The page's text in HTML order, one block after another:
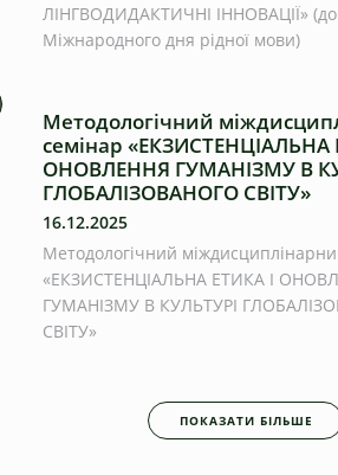
ЛІНГВОДИДАКТИЧНІ ІННОВАЦІЇ» (до
Міжнародного дня рідної мови)
Методологічний
семінар «ЕКЗИСТЕНЦІАЛЬНА
ОНОВЛЕННЯ ГУМАНІЗМУ В
ГЛОБАЛІЗОВАНОГО СВІТУ»
16.12.2025
Методологічний
«ЕКЗИСТЕНЦІАЛЬНА ЕТИКА І
ГУМАНІЗМУ В КУЛЬТУРІ
СВІТУ»
ПОКАЗАТИ БІЛЬШЕ